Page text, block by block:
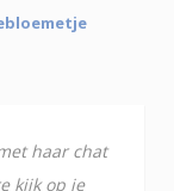
haar chat
kijk op je